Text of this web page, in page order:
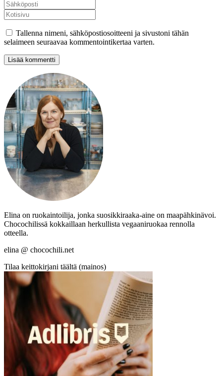
Tallenna nimeni, sähköpostiosoitteeni ja sivustoni tähän
selaimeen seuraavaa kommentointikertaa varten.
Elina on ruokaintoilija, jonka suosikkiraaka-aine on maapähkinävoi.
Chocochilissä kokkaillaan herkullista vegaaniruokaa rennolla
otteella.
elina @ chocochili.net
Tilaa keittokirjani täältä (mainos)